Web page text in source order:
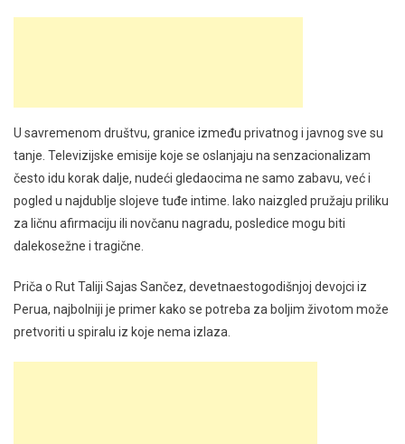
U savremenom društvu, granice između privatnog i javnog sve su
tanje. Televizijske emisije koje se oslanjaju na senzacionalizam
često idu korak dalje, nudeći gledaocima ne samo zabavu, već i
pogled u najdublje slojeve tuđe intime. Iako naizgled pružaju priliku
za ličnu afirmaciju ili novčanu nagradu, posledice mogu biti
dalekosežne i tragične.
Priča o Rut Taliji Sajas Sančez, devetnaestogodišnjoj devojci iz
Perua, najbolniji je primer kako se potreba za boljim životom može
pretvoriti u spiralu iz koje nema izlaza.